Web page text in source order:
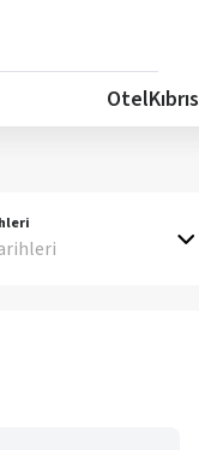
OtelKıbrıs